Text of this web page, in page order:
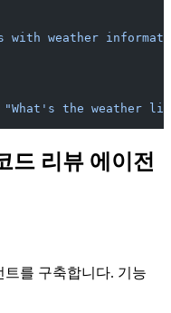
with weather
"What's the weather
드 리뷰 에이전
트를 구축합니다. 기능